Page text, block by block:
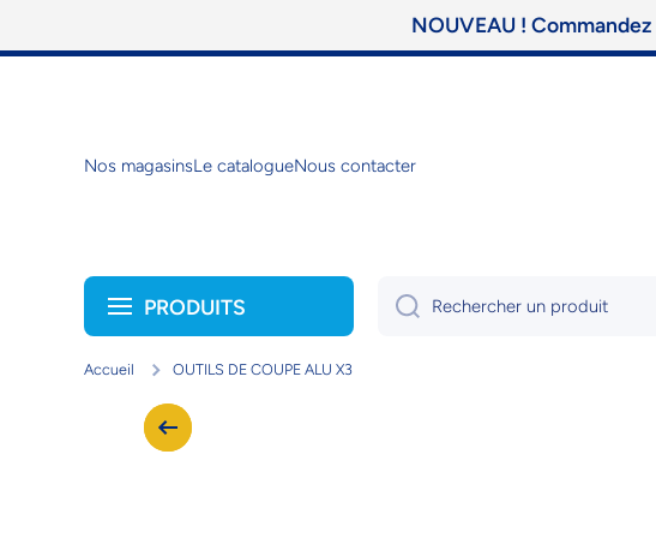
NOUVEAU !
Nos magasinsLe catalogueNous contacter
PRODUITS Rechercher un produit
Accueil OUTILS DE COUPE ALU X3